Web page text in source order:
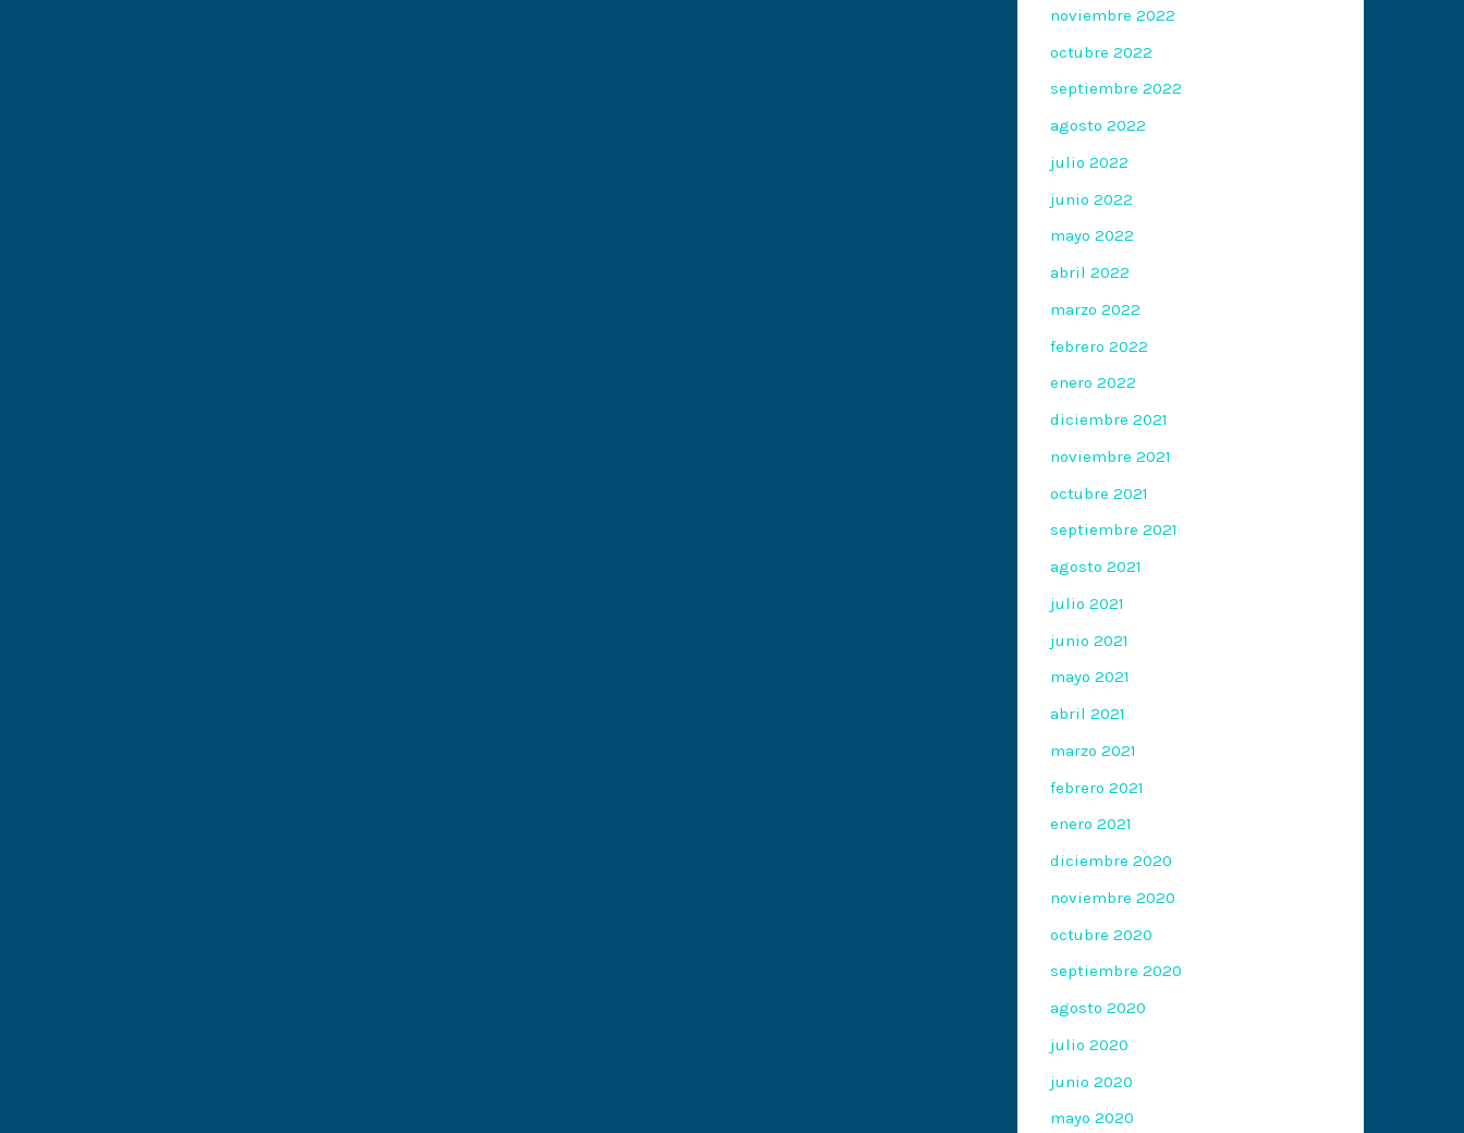
noviembre 2022
octubre 2022
septiembre 2022
agosto 2022
julio 2022
junio 2022
mayo 2022
abril 2022
marzo 2022
febrero 2022
enero 2022
diciembre 2021
noviembre 2021
octubre 2021
septiembre 2021
agosto 2021
julio 2021
junio 2021
mayo 2021
abril 2021
marzo 2021
febrero 2021
enero 2021
diciembre 2020
noviembre 2020
octubre 2020
septiembre 2020
agosto 2020
julio 2020
junio 2020
mayo 2020